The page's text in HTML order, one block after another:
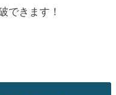
できます！